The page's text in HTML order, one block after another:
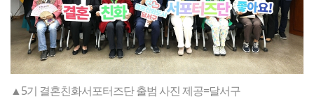
▲5기 결혼친화서포터즈단 출범 사진 제공=달서구